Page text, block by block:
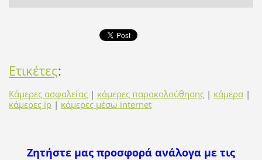
Ετικέτες:
Κάμερες ασφαλείας | κάμερες παρακολούθησης | κάμερα |
κάμερες ip | κάμερες μέσω internet
Ζητήστε μας προσφορά ανάλογα με τις